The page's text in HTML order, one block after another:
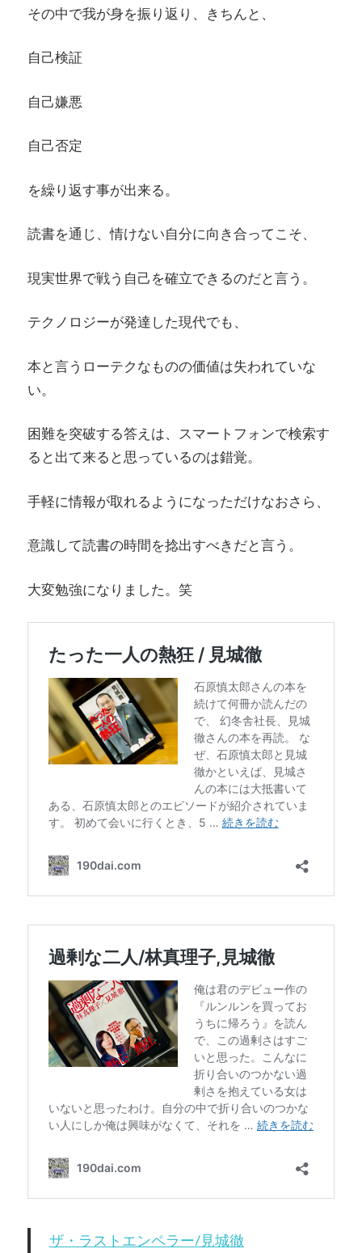
その中で我が身を振り返り、きちんと、
自己検証
自己嫌悪
自己否定
を繰り返す事が出来る。
読書を通じ、情けない自分に向き合ってこそ、
現実世界で戦う自己を確立できるのだと言う。
テクノロジーが発達した現代でも、
本と言うローテクなものの価値は失われていな
い。
困難を突破する答えは、スマートフォンで検索す
ると出て来ると思っているのは錯覚。
手軽に情報が取れるようになっただけなおさら、
意識して読書の時間を捻出すべきだと言う。
大変勉強になりました。笑
ザ・ラストエンペラー/見城徹